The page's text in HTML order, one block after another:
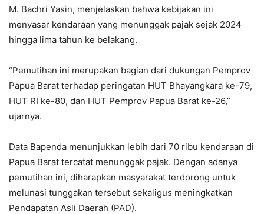
M. Bachri Yasin, menjelaskan bahwa kebijakan ini
menyasar kendaraan yang menunggak pajak sejak 2024
hingga lima tahun ke belakang.
“Pemutihan ini merupakan bagian dari dukungan Pemprov
Papua Barat terhadap peringatan HUT Bhayangkara ke-79,
HUT RI ke-80, dan HUT Pemprov Papua Barat ke-26,”
ujarnya.
Data Bapenda menunjukkan lebih dari 70 ribu kendaraan di
Papua Barat tercatat menunggak pajak. Dengan adanya
pemutihan ini, diharapkan masyarakat terdorong untuk
melunasi tunggakan tersebut sekaligus meningkatkan
Pendapatan Asli Daerah (PAD).